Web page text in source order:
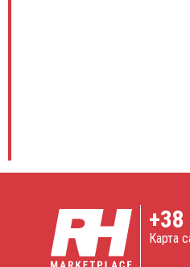
+38
Карта